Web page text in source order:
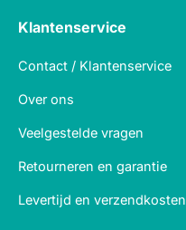
Klantenservice
Contact / Klantenservice
Over ons
Veelgestelde vragen
Retourneren en garantie
Levertijd en verzendkosten